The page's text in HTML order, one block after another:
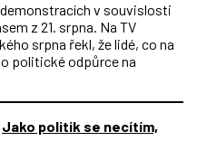
v souvislosti
z 21. srpna. Na TV
srpna řekl, že lidé, co na
politické odpůrce na
Jako politik se necítím,